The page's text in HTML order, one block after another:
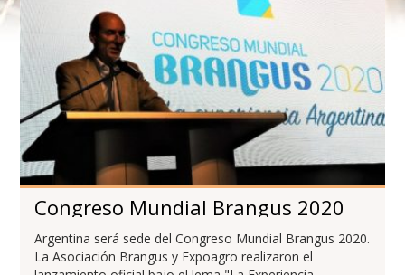
Congreso Mundial Brangus 2020
Argentina será sede del Congreso Mundial Brangus 2020.
La Asociación Brangus y Expoagro realizaron el